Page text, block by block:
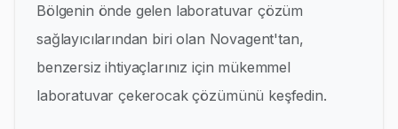
Bölgenin önde gelen laboratuvar çözüm
sağlayıcılarından biri olan Novagent'tan,
benzersiz ihtiyaçlarınız için mükemmel
laboratuvar çekerocak çözümünü keşfedin.